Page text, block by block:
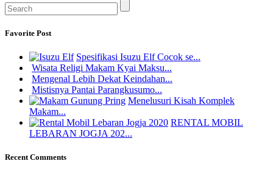
Favorite Post
Spesifikasi Isuzu Elf Cocok se...
Wisata Religi Makam Kyai Maksu...
Mengenal Lebih Dekat Keindahan...
Mistisnya Pantai Parangkusumo...
Menelusuri Kisah Komplek
Makam...
RENTAL MOBIL
LEBARAN JOGJA 202...
Recent Comments